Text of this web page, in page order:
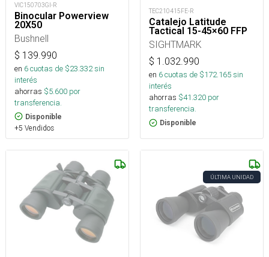
VIC150703GI-R
Binocular Powerview
20X50
Bushnell
$ 139.990
en 6cuotas de $23.332sin
interés
ahorras $5.600 por
transferencia.
Disponible
+5 Vendidos
TEC210415FE-R
Catalejo Latitude
Tactical 15-45×60 FFP
SIGHTMARK
$ 1.032.990
en 6cuotas de $172.165sin
interés
ahorras $41.320 por
transferencia.
Disponible
ÚLTIMA UNIDAD